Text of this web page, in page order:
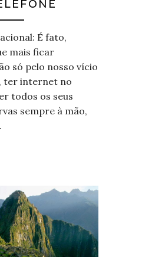
É fato,
mais ficar
só pelo nosso vício
ter internet no
todos os seus
sempre à mão,